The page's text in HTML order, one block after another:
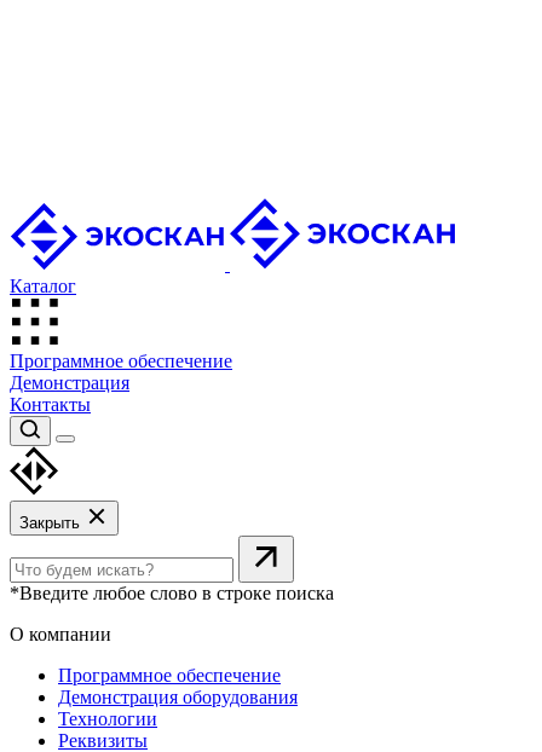
Каталог
Программное обеспечение
Демонстрация
Контакты
Закрыть
*Введите любое слово в строке поиска
О компании
Программное обеспечение
Демонстрация оборудования
Технологии
Реквизиты